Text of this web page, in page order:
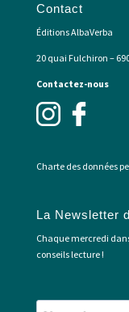
Contact
Éditions AlbaVerba
20 quai Fulchiron –
Contactez-nous
Charte des données
La Newsletter
Chaque mercredi
conseils lecture !